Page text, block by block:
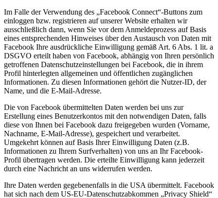
Im Falle der Verwendung des „Facebook Connect“-Buttons zum
einloggen bzw. registrieren auf unserer Website erhalten wir
ausschließlich dann, wenn Sie vor dem Anmeldeprozess auf Basis
eines entsprechenden Hinweises über den Austausch von Daten mit
Facebook Ihre ausdrückliche Einwilligung gemäß Art. 6 Abs. 1 lit. a
DSGVO erteilt haben von Facebook, abhängig von Ihren persönlich
getroffenen Datenschutzeinstellungen bei Facebook, die in ihrem
Profil hinterlegten allgemeinen und öffentlichen zugänglichen
Informationen. Zu diesen Informationen gehört die Nutzer-ID, der
Name, und die E-Mail-Adresse.
Die von Facebook übermittelten Daten werden bei uns zur
Erstellung eines Benutzerkontos mit den notwendigen Daten, falls
diese von Ihnen bei Facebook dazu freigegeben wurden (Vorname,
Nachname, E-Mail-Adresse), gespeichert und verarbeitet.
Umgekehrt können auf Basis Ihrer Einwilligung Daten (z.B.
Informationen zu Ihrem Surfverhalten) von uns an Ihr Facebook-
Profil übertragen werden. Die erteilte Einwilligung kann jederzeit
durch eine Nachricht an uns widerrufen werden.
Ihre Daten werden gegebenenfalls in die USA übermittelt. Facebook
hat sich nach dem US-EU-Datenschutzabkommen „Privacy Shield“